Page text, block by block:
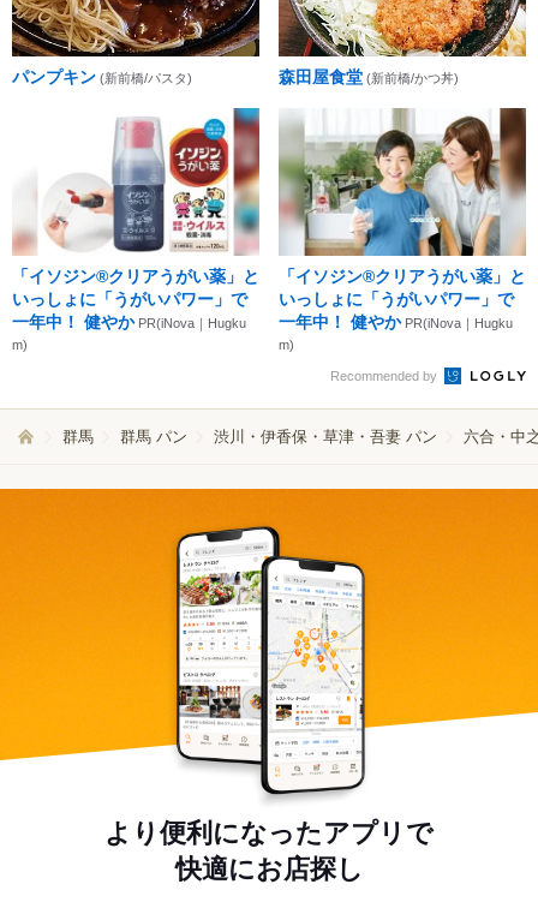
パンプキン (新前橋/パスタ) 森田屋食堂 (新前橋/かつ丼)
「イソジン®クリアうがい薬」と
いっしょに「うがいパワー」で
一年中！ 健やか PR(iNova｜Hugku
m)
「イソジン®クリアうがい薬」と
いっしょに「うがいパワー」で
一年中！ 健やか PR(iNova｜Hugku
m)
Recommended by
群馬 群馬 パン 渋川・伊香保・草津・吾妻 パン 六合・中
より便利になったアプリで
快適にお店探し